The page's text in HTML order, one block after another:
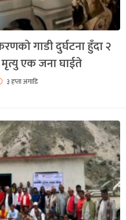
गाडी दुर्घटना हुँदा २
मृत्यु एक जना घाईते
३ हप्ता अगाडि